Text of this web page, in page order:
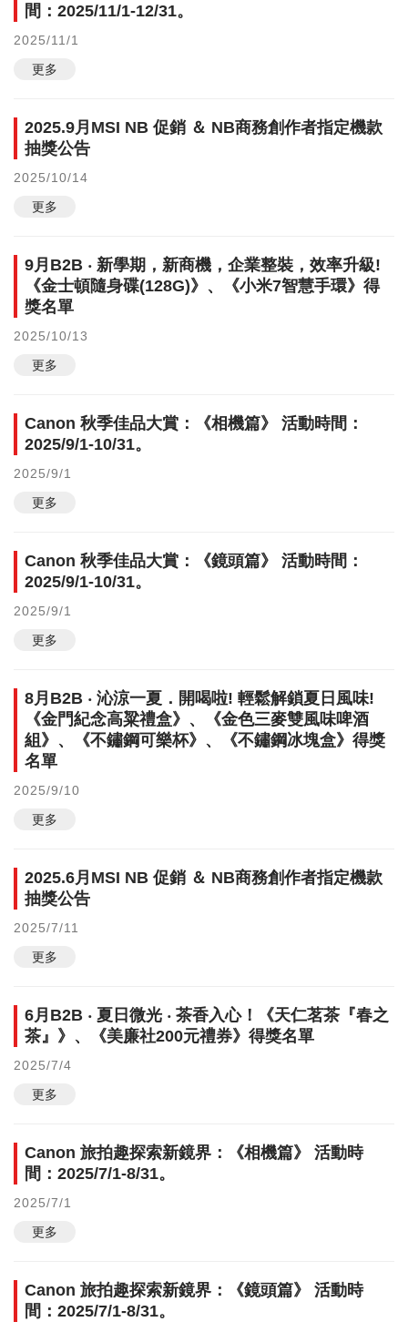
間：2025/11/1-12/31。
2025/11/1
更多
2025.9月MSI NB 促銷 ＆ NB商務創作者指定機款
抽獎公告
2025/10/14
更多
9月B2B ‧ 新學期，新商機，企業整裝，效率升級!
《金士頓隨身碟(128G)》、《小米7智慧手環》得
獎名單
2025/10/13
更多
Canon 秋季佳品大賞：《相機篇》 活動時間：
2025/9/1-10/31。
2025/9/1
更多
Canon 秋季佳品大賞：《鏡頭篇》 活動時間：
2025/9/1-10/31。
2025/9/1
更多
8月B2B ‧ 沁涼一夏．開喝啦! 輕鬆解鎖夏日風味!
《金門紀念高粱禮盒》、《金色三麥雙風味啤酒
組》、《不鏽鋼可樂杯》、《不鏽鋼冰塊盒》得獎
名單
2025/9/10
更多
2025.6月MSI NB 促銷 ＆ NB商務創作者指定機款
抽獎公告
2025/7/11
更多
6月B2B ‧ 夏日微光 ‧ 茶香入心！《天仁茗茶『春之
茶』》、《美廉社200元禮券》得獎名單
2025/7/4
更多
Canon 旅拍趣探索新鏡界：《相機篇》 活動時
間：2025/7/1-8/31。
2025/7/1
更多
Canon 旅拍趣探索新鏡界：《鏡頭篇》 活動時
間：2025/7/1-8/31。